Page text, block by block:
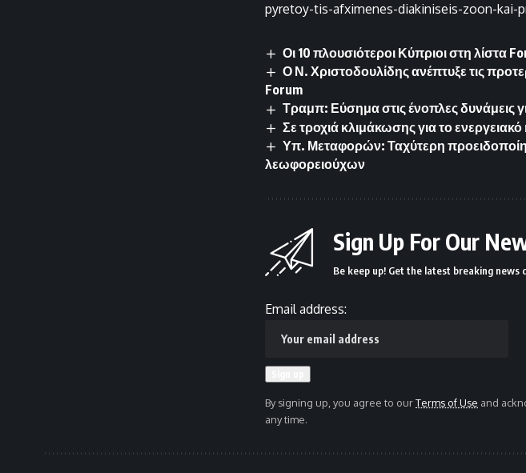
pyretoy-tis-afximenes-diakiniseis-zoon-kai-
Οι 10 πλουσιότεροι Κύπριοι στη λίστα
Ο Ν. Χριστοδουλίδης ανέπτυξε τις
Forum
Τραμπ: Εύσημα στις ένοπλες δυνάμεις
Σε τροχιά κλιμάκωσης για το
Υπ. Μεταφορών: Ταχύτερη
λεωφορειούχων
Sign Up For Our
Be keep up! Get the latest breaking news
Email address:
By signing up, you agree to ourTerms of Use and
any time.